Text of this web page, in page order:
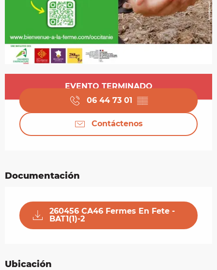
Horarios y datos de contacto
EVENTO TERMINADO
06 44 73 01 ▒▒
Contáctenos
Documentación
260456 CA46 Fermes En Fete -
BAT1(1)-2
Ubicación